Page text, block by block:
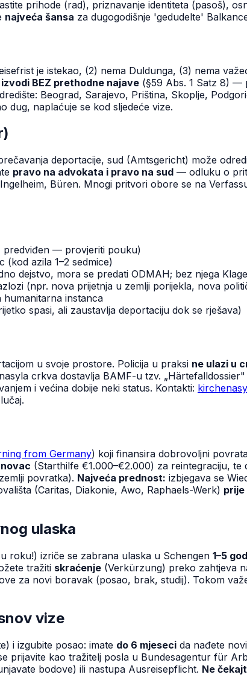
prihode (rad), priznavanje identiteta (pasoš),
najveća šansa za dugogodišnje 'gedudelte'
je istekao, (2) nema Duldunga, (3) nema
BEZ prethodne najave (§59 Abs. 1 Satz 8) —
Beograd, Sarajevo, Priština, Skoplje,
dug, naplaćuje se kod sljedeće vize.
deportacije, sud (Amtsgericht) može
pravo na advokata i pravo na sud — odluku o
Büren. Mnogi pritvori obore se na
predviđen — provjeriti pouku)
azila 1–2 sedmice)
dejstvo, mora se predati ODMAH; bez njega
(npr. nova prijetnja u zemlji porijekla, nova
instanca
spasi, ali zaustavlja deportaciju dok se rješava)
u svoje prostore. Policija u praksi ne ulazi u
crkva dostavlja BAMF-u tzv.
i većina dobije neki status. Kontakti:
from Germany) koji finansira dobrovoljni
(Starthilfe €1.000–€2.000) za reintegraciju,
povratka). Najveća prednost: izbjegava se
(Caritas, Diakonie, Awo, Raphaels-Werk) prije
ulaska
roku!) izriče se zabrana ulaska u Schengen 1–5
tražiti skraćenje (Verkürzung) preko zahtjeva
za novi boravak (posao, brak, studij). Tokom
vize
i izgubite posao: imate do 6 mjeseci da nađete
prijavite kao tražitelj posla u Bundesagentur für
bodove) ili nastupa Ausreisepflicht. Ne